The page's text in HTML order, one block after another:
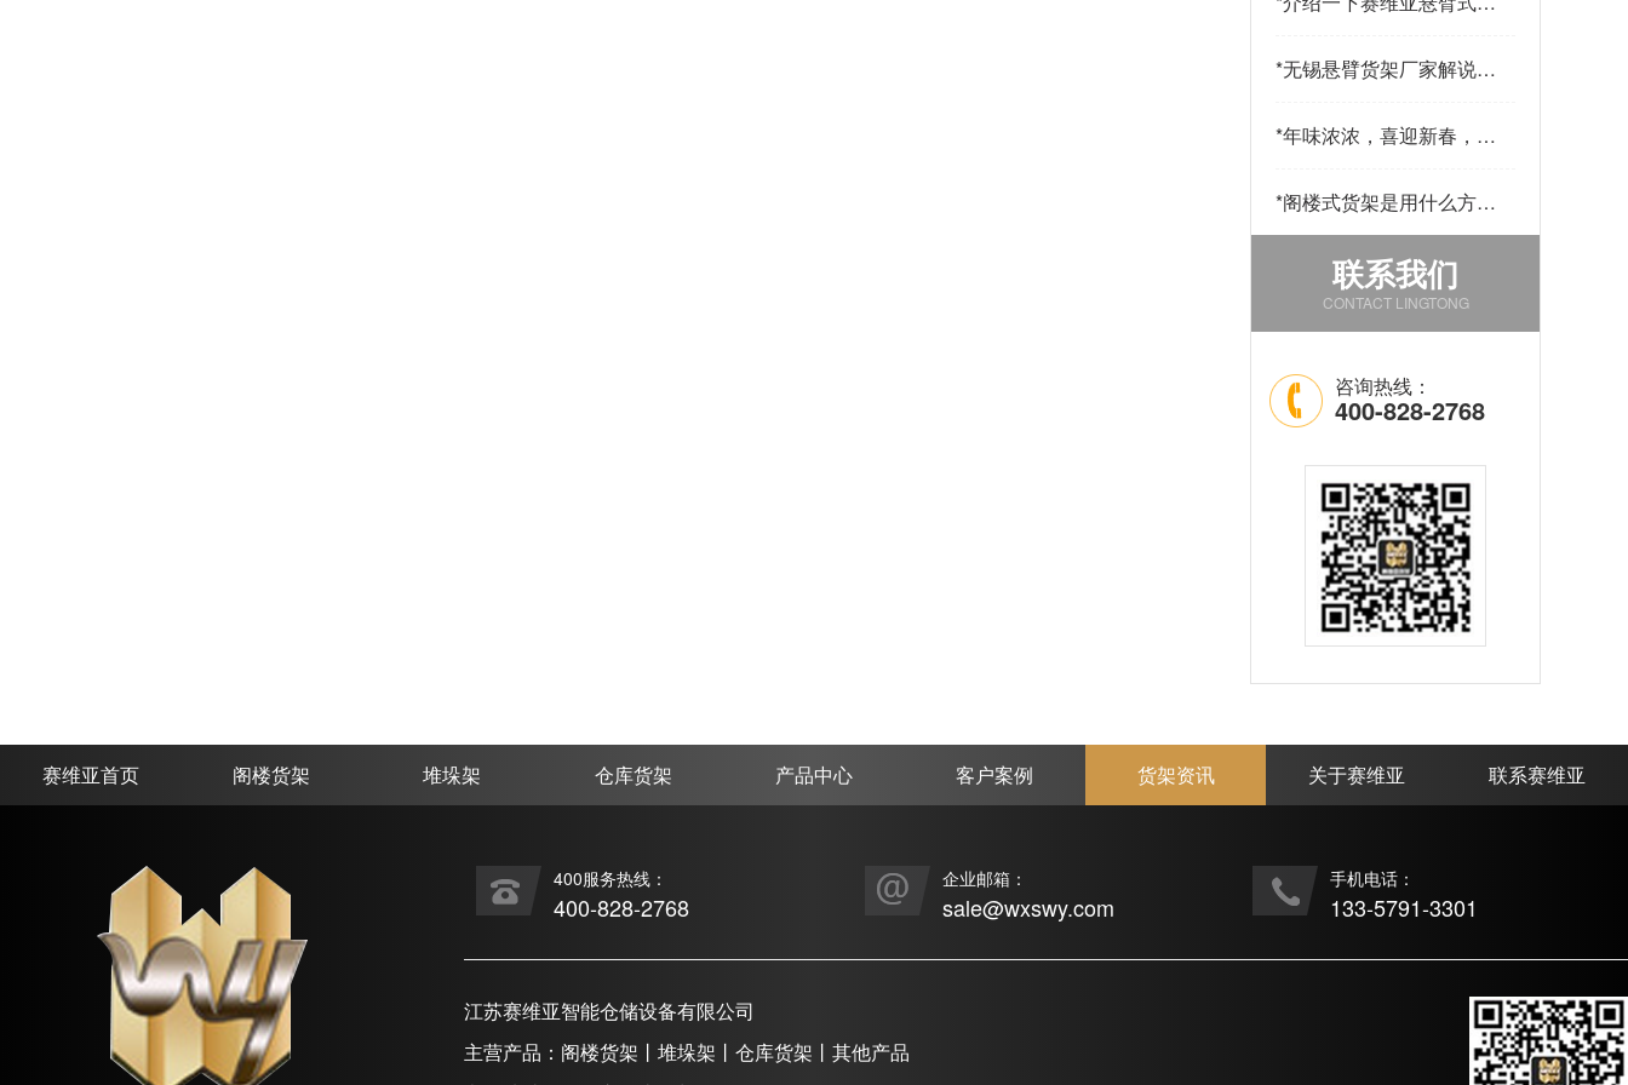
*无锡悬臂货架厂家解说悬
*年味浓浓，喜迎新春，公
*阁楼式货架是用什么方法
改善仓库中的环境的
联系我们
CONTACT LINGTONG
咨询热线：
400-828-2768
赛维亚首页 阁楼货架 堆垛架 仓库货架 产品中心 客户案例 货架资讯 关于赛维亚 联系赛维亚
400服务热线：
400-828-2768
企业邮箱：
sale@wxswy.com
手机电话：
133-5791-3301
江苏赛维亚智能仓储设备有限公司
主营产品：阁楼货架丨堆垛架丨仓库货架丨其他产品